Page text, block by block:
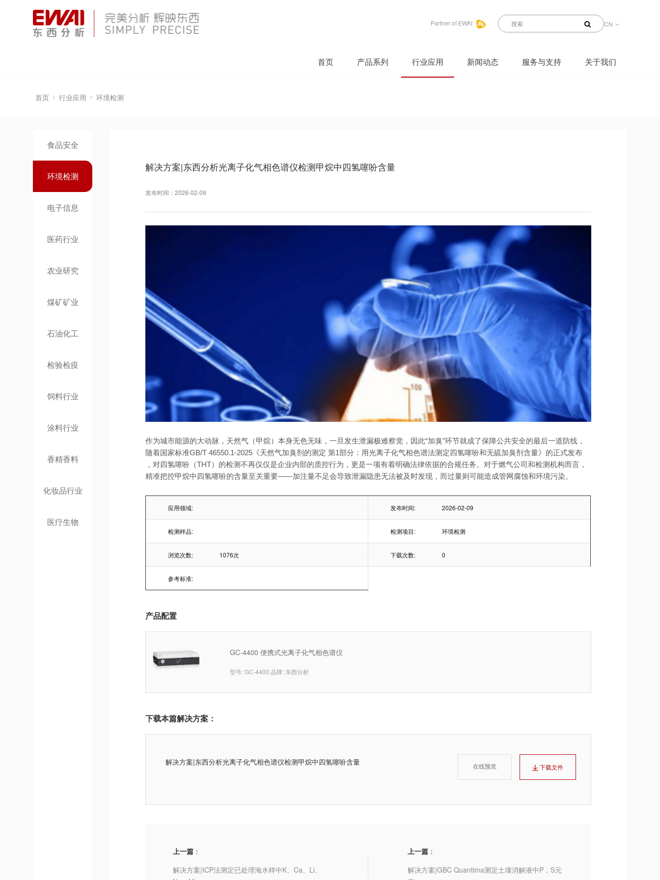
Partner of EWAI CN
首页 产品系列 行业应用 新闻动态 服务与支持 关于我们
首页 行业应用 环境检测
食品安全
环境检测
电子信息
医药行业
农业研究
煤矿矿业
石油化工
检验检疫
饲料行业
涂料行业
香精香料
化妆品行业
医疗生物
解决方案|东西分析光离子化气相色谱仪检测甲烷中四氢噻吩含量
发布时间：2026-02-09
作为城市能源的大动脉，天然气（甲烷）本身无色无味，一旦发生泄漏极难察觉，因此“加臭”环节就成了保障公共安全的最后一道防线，
随着国家标准GB/T 46550.1-2025《天然气加臭剂的测定 第1部分：用光离子化气相色谱法测定四氢噻吩和无硫加臭剂含量》的正式发布
，对四氢噻吩（THT）的检测不再仅仅是企业内部的质控行为，更是一项有着明确法律依据的合规任务。对于燃气公司和检测机构而言，
精准把控甲烷中四氢噻吩的含量至关重要——加注量不足会导致泄漏隐患无法被及时发现，而过量则可能造成管网腐蚀和环境污染。
应用领域: 发布时间: 2026-02-09
检测样品: 检测项目: 环境检测
浏览次数: 1076次 下载次数: 0
参考标准:
产品配置
GC-4400 便携式光离子化气相色谱仪
型号: GC-4400 品牌: 东西分析
下载本篇解决方案：
解决方案|东西分析光离子化气相色谱仪检测甲烷中四氢噻吩含量 在线预览 下载文件
上一篇 ：
解决方案|ICP法测定已处理海水样中K、Ca、Li、
上一篇：
解决方案|GBC Quantima测定土壤消解液中P，S元